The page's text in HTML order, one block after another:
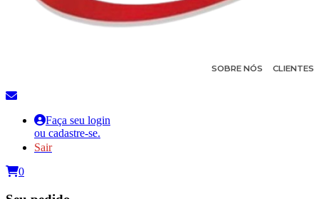
SOBRE NÓS CLIENTES
Faça seu login
ou cadastre-se.
Sair
0